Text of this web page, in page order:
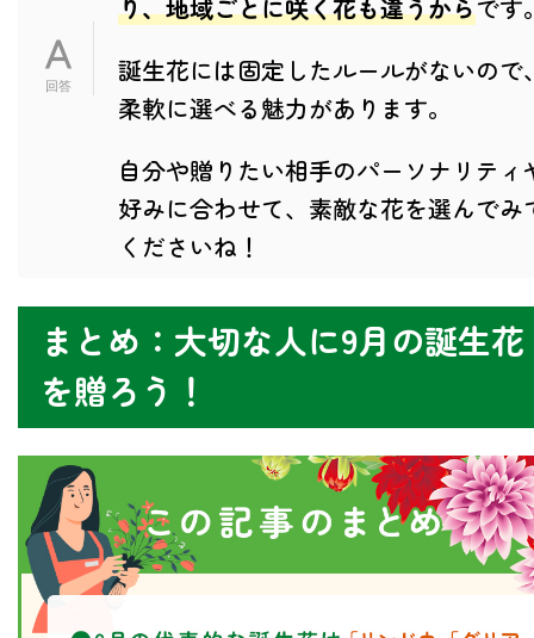
り、地域ごとに咲く花も違うからです
誕生花には固定したルールがないので
柔軟に選べる魅力があります。
自分や贈りたい相手のパーソナリティ
好みに合わせて、素敵な花を選んでみ
くださいね！
まとめ：大切な人に9月の誕生花
を贈ろう！